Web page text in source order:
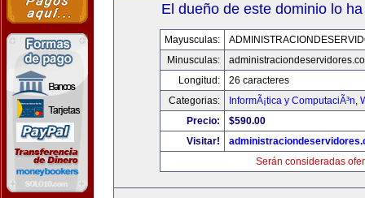
El dueño de este dominio lo
Mayusculas:
Minusculas:
Longitud:
26 caracteres
Categorias:
InformÃ¡tica y ComputaciÃ³n,
Precio:
$590.00
Visitar!
Serán consideradas